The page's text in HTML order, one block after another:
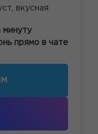
вкусная
минуту
прямо в чате